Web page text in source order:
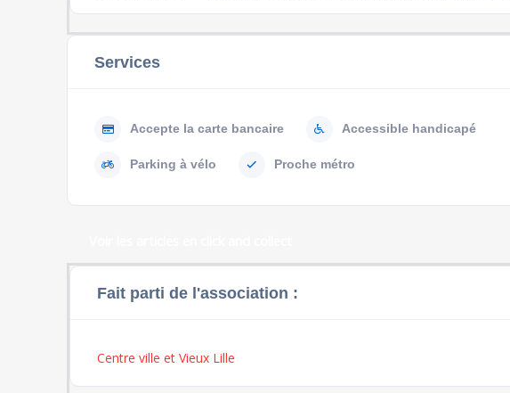
Services
Accepte la carte bancaire Accessible handicapé
Parking à vélo Proche métro
Fait parti de l'association :
Centre ville et Vieux Lille